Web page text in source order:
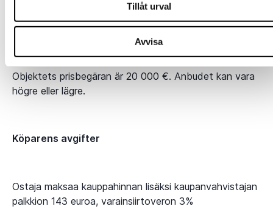
Tillåt urval
Avvisa
Objektets pris
Objektets prisbegäran är 20 000 €. Anbudet kan vara
högre eller lägre.
Köparens avgifter
Ostaja maksaa kauppahinnan lisäksi kaupanvahvistajan
palkkion 143 euroa, varainsiirtoveron 3%